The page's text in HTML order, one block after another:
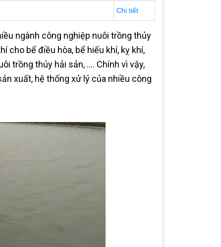
Chi tiết
ngành công nghiệp nuôi trồng thủy
cho bể điều hòa, bể hiếu khí, kỵ khí,
trồng thủy hải sản, …. Chính vì vậy,
xuất, hệ thống xử lý của nhiều công